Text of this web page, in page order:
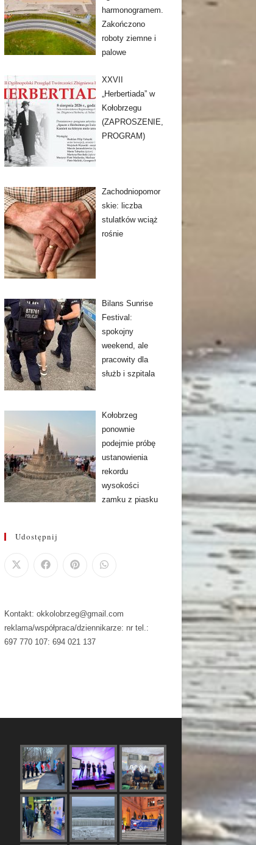
harmonogramem.
Zakończono
roboty ziemne i
palowe
XXVII
„Herbertiada” w
Kołobrzegu
(ZAPROSZENIE,
PROGRAM)
Zachodniopomor
skie: liczba
stulatków wciąż
rośnie
Bilans Sunrise
Festival:
spokojny
weekend, ale
pracowity dla
służb i szpitala
Kołobrzeg
ponownie
podejmie próbę
ustanowienia
rekordu
wysokości
zamku z piasku
Udostępnij
Kontakt: okkolobrzeg@gmail.com
reklama/współpraca/dziennikarze: nr tel.:
697 770 107: 694 021 137